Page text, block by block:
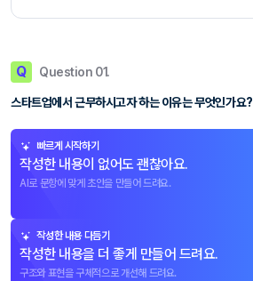
Q Question 01.
스타트업에서 근무하시고자 하는 이유는 무엇인가요?
빠르게 시작하기
작성한 내용이 없어도 괜찮아요.
AI로 문항에 맞게 초안을 만들어 드려요.
작성한 내용 다듬기
작성한 내용을 더 좋게 만들어 드려요.
구조와 표현을 구체적으로 개선해 드려요.